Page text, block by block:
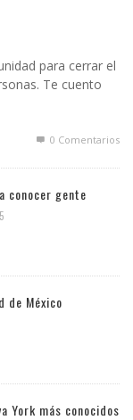
para cerrar el
Te cuento
0 Comentarios
conocer gente
de México
York más conocidos